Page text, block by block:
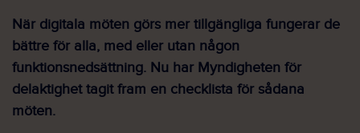
När digitala möten görs mer tillgängliga fungerar de
bättre för alla, med eller utan någon
funktionsnedsättning. Nu har Myndigheten för
delaktighet tagit fram en checklista för sådana
möten.